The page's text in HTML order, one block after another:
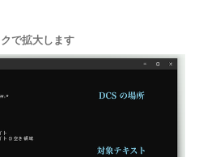
で拡大します